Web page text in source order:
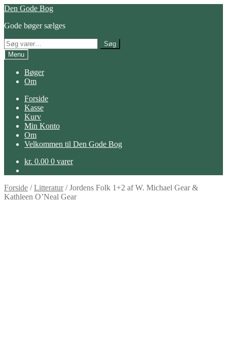
Spring
navigation
Spring
indhold
Den Gode Bog
Gode bøger sælges
Søg
efter:
Søg
Menu
Bøger
Om
Forside
Kasse
Kurv
Min Konto
Om
Velkommen til Den Gode Bog
kr. 0.00 0 varer
Forside /Litteratur/Jordens Folk 1+2 af W. Michael Gear &
Kathleen O’Neal Gear